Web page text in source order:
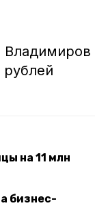
Владимиров
рублей
на 11 млн
бизнес-